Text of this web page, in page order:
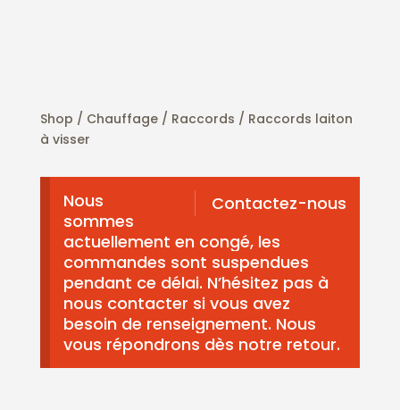
Shop / Chauffage/ Raccords / Raccords laiton
à visser
Contactez-nous
Nous
sommes
actuellement en congé, les
commandes sont suspendues
pendant ce délai. N’hésitez pas à
nous contacter si vous avez
besoin de renseignement. Nous
vous répondrons dès notre retour.